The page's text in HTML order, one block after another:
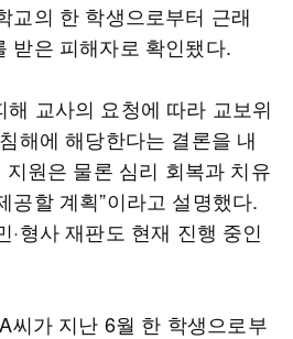
교의 한 학생으로부터 근래
받은 피해자로 확인됐다.
해 교사의 요청에 따라 교보위
해에 해당한다는 결론을 내
지원은 물론 심리 회복과 치유
공할 계획”이라고 설명했다.
·형사 재판도 현재 진행 중인
씨가 지난 6월 한 학생으로부